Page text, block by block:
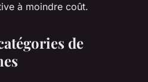
à moindre coût.
de